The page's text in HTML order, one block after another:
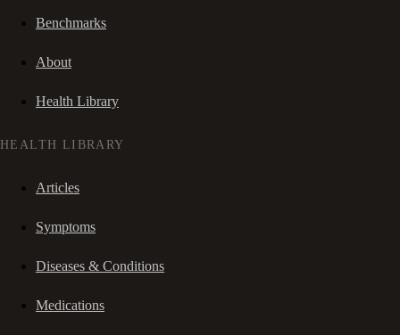
Benchmarks
About
Health Library
HEALTH LIBRARY
Articles
Symptoms
Diseases & Conditions
Medications